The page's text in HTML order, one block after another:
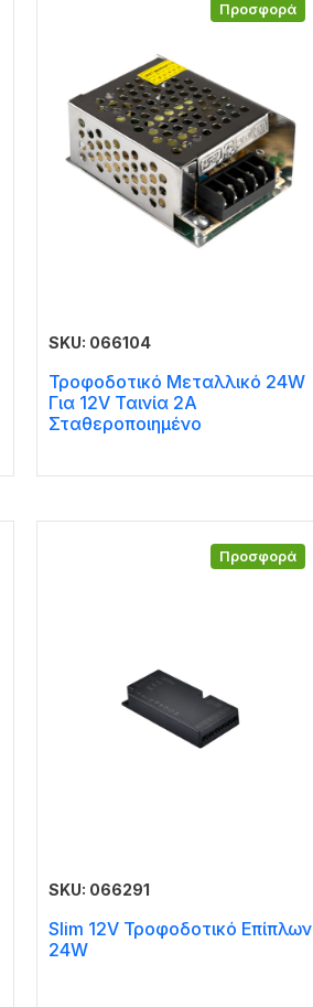
Προσφορά
SKU: 066104
Τροφοδοτικό Μεταλλικό 24W
Για 12V Ταινία 2A
Σταθεροποιημένο
Προσφορά
SKU: 066291
Slim 12V Τροφοδοτικό Επίπλων
24W